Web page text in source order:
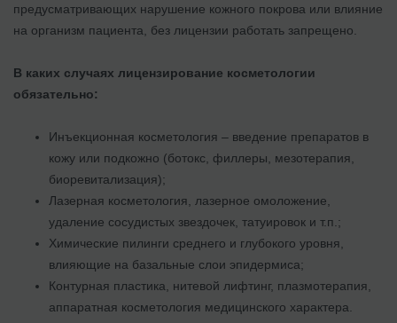
предусматривающих нарушение кожного покрова или влияние
на организм пациента, без лицензии работать запрещено.
В каких случаях лицензирование косметологии
обязательно:
Инъекционная косметология – введение препаратов в
кожу или подкожно (ботокс, филлеры, мезотерапия,
биоревитализация);
Лазерная косметология, лазерное омоложение,
удаление сосудистых звездочек, татуировок и т.п.;
Химические пилинги среднего и глубокого уровня,
влияющие на базальные слои эпидермиса;
Контурная пластика, нитевой лифтинг, плазмотерапия,
аппаратная косметология медицинского характера.